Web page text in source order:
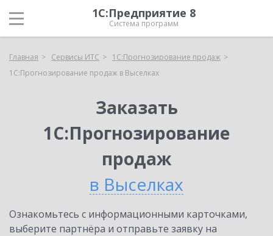
1С:Предприятие 8
Система программ
Главная Сервисы ИТС
1С:Прогнозирование продаж
1С:Прогнозирование продаж в Выселках
Заказать
1С:Прогнозирование
продаж
в Выселках
Ознакомьтесь с информационными карточками,
выберите партнёра и отправьте заявку на